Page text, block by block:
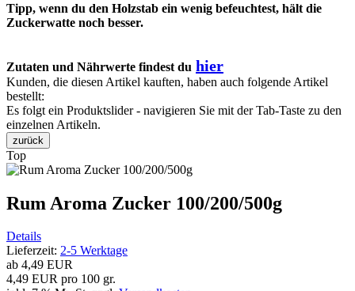
Tipp, wenn du den Holzstab ein wenig befeuchtest, hält die
Zuckerwatte noch besser.
Zutaten und Nährwerte findest du hier
Kunden, die diesen Artikel kauften, haben auch folgende Artikel
bestellt:
Es folgt ein Produktslider - navigieren Sie mit der Tab-Taste zu den
einzelnen Artikeln.
zurück
Top
Rum Aroma Zucker 100/200/500g
Details
Lieferzeit: 2-5 Werktage
ab 4,49 EUR
4,49 EUR pro 100 gr.